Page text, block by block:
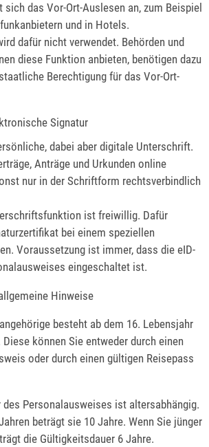
das Vor-Ort-Auslesen an, zum Beispiel
und in Hotels.
dafür nicht verwendet. Behörden und
diese Funktion anbieten, benötigen dazu
Berechtigung für das Vor-Ort-
Signatur
dabei aber digitale Unterschrift.
Anträge und Urkunden online
nur in der Schriftform rechtsverbindlich
ist freiwillig. Dafür
bei einem speziellen
Voraussetzung ist immer, dass die eID-
eingeschaltet ist.
Hinweise
besteht ab dem 16. Lebensjahr
können Sie entweder durch einen
oder durch einen gültigen Reisepass
Personalausweises ist altersabhängig.
beträgt sie 10 Jahre. Wenn Sie jünger
die Gültigkeitsdauer 6 Jahre.